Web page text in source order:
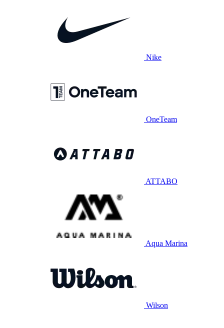
Nike
OneTeam
ATTABO
Aqua Marina
Wilson